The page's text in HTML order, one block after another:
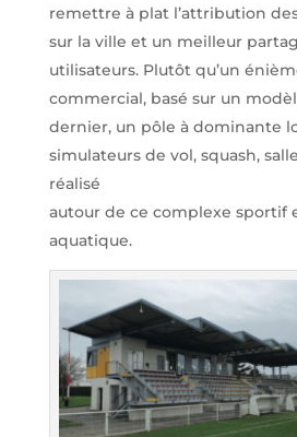
remettre à plat l’attribution
sur la ville et un meilleur
utilisateurs. Plutôt qu’un
commercial, basé sur un
dernier, un pôle à dominante
simulateurs de vol, squash,
réalisé
autour de ce complexe sportif
aquatique.